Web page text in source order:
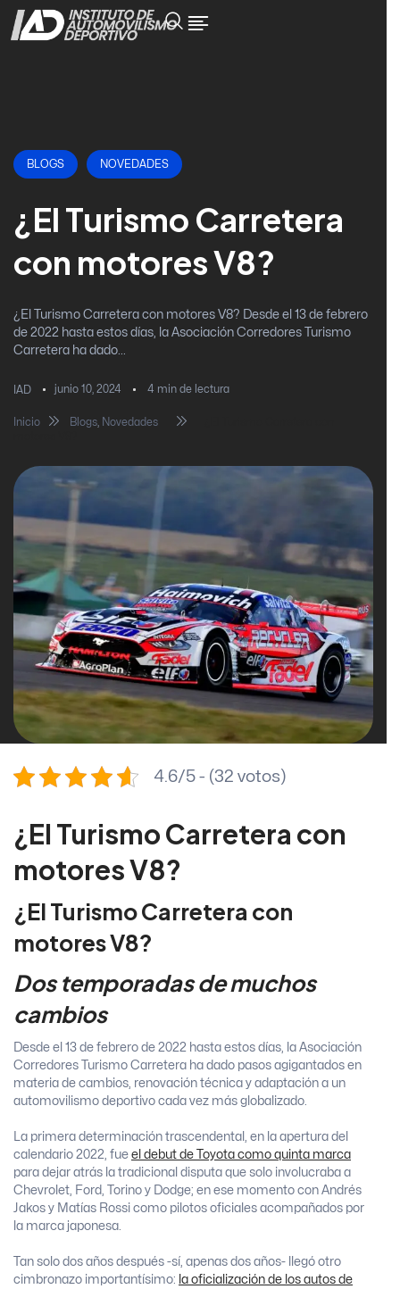
BLOGS NOVEDADES
¿El Turismo Carretera
con motores V8?
¿El Turismo Carretera con motores V8? Desde el 13 de febrero
de 2022 hasta estos días, la Asociación Corredores Turismo
Carretera ha dado...
IAD junio 10, 2024 4 min de lectura
Inicio Blogs, Novedades
4.6/5 - (32 votos)
¿El Turismo Carretera con
motores V8?
¿El Turismo Carretera con
motores V8?
Dos temporadas de muchos
cambios
Desde el 13 de febrero de 2022 hasta estos días, la Asociación
Corredores Turismo Carretera ha dado pasos agigantados en
materia de cambios, renovación técnica y adaptación a un
automovilismo deportivo cada vez más globalizado.
La primera determinación trascendental, en la apertura del
calendario 2022, fue el debut de Toyota como quinta marca
para dejar atrás la tradicional disputa que solo involucraba a
Chevrolet, Ford, Torino y Dodge; en ese momento con Andrés
Jakos y Matías Rossi como pilotos oficiales acompañados por
la marca japonesa.
Tan solo dos años después -sí, apenas dos años- llegó otro
cimbronazo importantísimo: la oficialización de los autos de